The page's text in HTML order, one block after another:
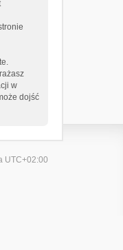
w
dojść
UTC+02:00